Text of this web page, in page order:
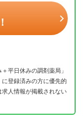
平日休みの調剤薬局」
登録済みの方に優先的
人情報が掲載されない